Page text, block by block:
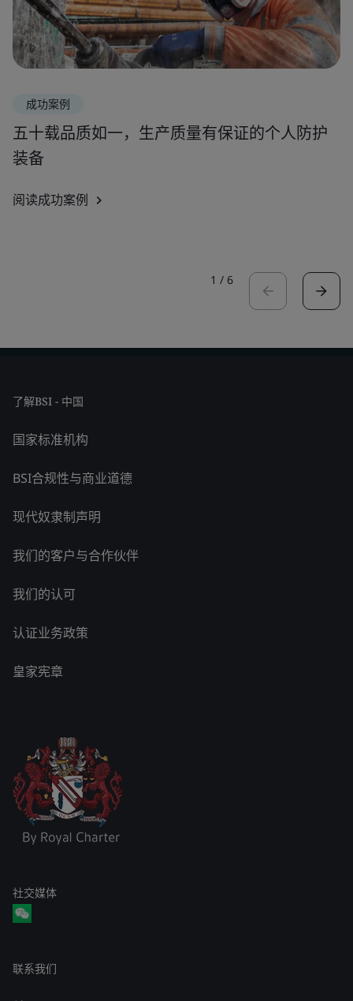
成功案例
五十载品质如一，生产质量有保证的个人防护
装备
阅读成功案例
1 / 6
了解BSI - 中国
国家标准机构
BSI合规性与商业道德
现代奴隶制声明
我们的客户与合作伙伴
我们的认可
认证业务政策
皇家宪章
社交媒体
联系我们